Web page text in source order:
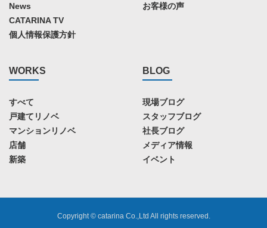
News
CATARINA TV
個人情報保護方針
お客様の声
WORKS
すべて
戸建てリノベ
マンションリノベ
店舗
新築
BLOG
現場ブログ
スタッフブログ
社長ブログ
メディア情報
イベント
Copyright © catarina Co.,Ltd All rights reserved.